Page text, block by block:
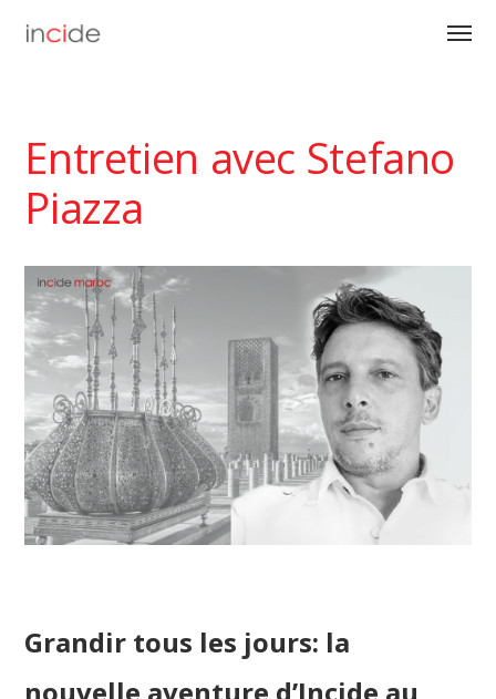
Entretien avec Stefano
Piazza
Grandir tous les jours: la